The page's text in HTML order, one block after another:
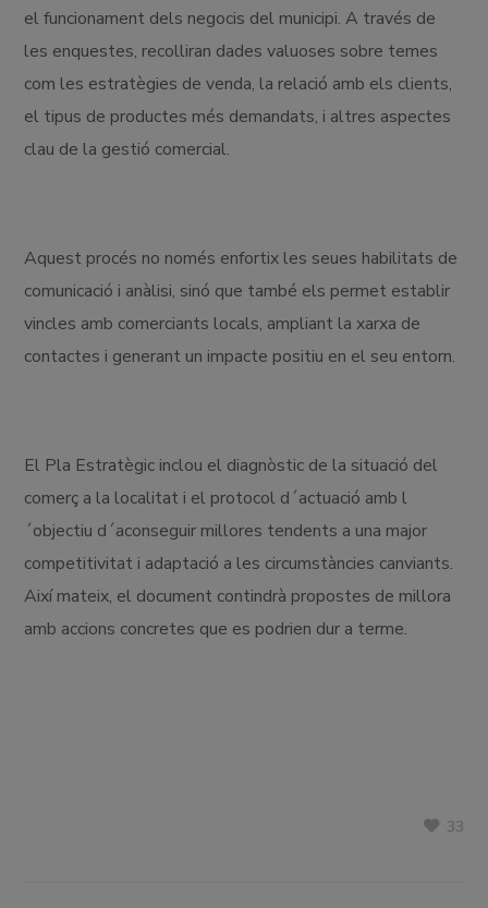
el funcionament dels negocis del municipi. A través de
les enquestes, recolliran dades valuoses sobre temes
com les estratègies de venda, la relació amb els clients,
el tipus de productes més demandats, i altres aspectes
clau de la gestió comercial.
Aquest procés no només enfortix les seues habilitats de
comunicació i anàlisi, sinó que també els permet establir
vincles amb comerciants locals, ampliant la xarxa de
contactes i generant un impacte positiu en el seu entorn.
El Pla Estratègic inclou el diagnòstic de la situació del
comerç a la localitat i el protocol d´actuació amb l
´objectiu d´aconseguir millores tendents a una major
competitivitat i adaptació a les circumstàncies canviants.
Així mateix, el document contindrà propostes de millora
amb accions concretes que es podrien dur a terme.
33